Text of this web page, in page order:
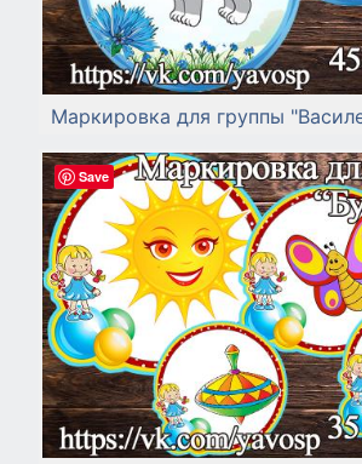
Маркировка для группы
Save